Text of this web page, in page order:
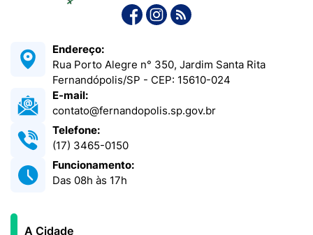
Endereço:
Rua Porto Alegre n° 350, Jardim Santa Rita
Fernandópolis/SP - CEP: 15610-024
E-mail:
contato@fernandopolis.sp.gov.br
Telefone:
(17) 3465-0150
Funcionamento:
Das 08h às 17h
A Cidade